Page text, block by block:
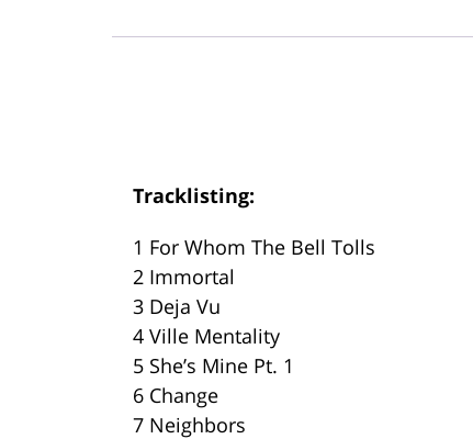
Tracklisting:
1 For Whom The Bell Tolls
2 Immortal
3 Deja Vu
4 Ville Mentality
5 She’s Mine Pt. 1
6 Change
7 Neighbors